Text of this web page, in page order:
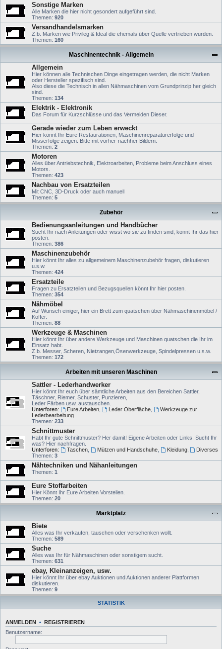
Sonstige Marken
Alle Marken die hier nicht gesondert aufgeführt sind.
Themen: 920
Versandhandelsmarken
Z.b. Marken wie Privileg & Ideal die ehemals über Quelle vertrieben wurden.
Themen: 160
Maschinentechnik - Allgemein
Allgemein
Hier können alle Technischen Dinge eingetragen werden, die nicht Marken
oder Hersteller spezifisch sind.
Also diese die Technisch in allen Nähmaschinen vom Grundprinzip her gleich
sind.
Themen: 134
Elektrik - Elektronik
Das Forum für Kurzschlüsse und das Vermeiden Dieser.
Gerade wieder zum Leben erweckt
Hier könnt Ihr Eure Restaurationen, Maschinenreparaturerfolge und
Misserfolge zeigen. Bitte mit vorher-nachher Bildern.
Themen: 2
Motoren
Alles über Antriebstechnik, Elektroarbeiten, Probleme beim Anschluss eines
Motors.
Themen: 423
Nachbau von Ersatzteilen
Mit CNC, 3D-Druck oder auch manuell
Themen: 5
Zubehör
Bedienungsanleitungen und Handbücher
Sucht Ihr nach Anleitungen oder wisst wo sie zu finden sind, könnt Ihr das hier
posten.
Themen: 386
Maschinenzubehör
Hier könnt Ihr alles zu allgemeinem Maschinenzubehör fragen, diskutieren
u.s.w.
Themen: 424
Ersatzteile
Fragen zu Ersatzteilen und Bezugsquellen könnt Ihr hier posten.
Themen: 354
Nähmöbel
Auf Wunsch einiger, hier ein Brett zum quatschen über Nähmaschinenmöbel /
Koffer.
Themen: 88
Werkzeuge & Maschinen
Hier könnt Ihr über andere Werkzeuge und Maschinen quatschen die Ihr im
Einsatz habt.
Z.b. Messer, Scheren, Nietzangen,Ösenwerkzeuge, Spindelpressen u.s.w.
Themen: 172
Arbeiten mit unseren Maschinen
Sattler - Lederhandwerker
Hier könnt Ihr euch über sämtliche Arbeiten aus den Bereichen Sattler,
Täschner, Riemer, Schuster, Punzieren,
Leder Färben usw. austauschen.
Unterforen:
Eure Arbeiten, Leder Oberfläche,
Werkzeuge zur
Lederbearbeitung
Themen: 233
Schnittmuster
Habt Ihr gute Schnittmuster? Her damit! Eigene Arbeiten oder Links. Sucht Ihr
was? Hier nachfragen.
Unterforen:
Taschen, Mützen und Handschuhe, Kleidung,
Diverses
Themen: 3
Nähtechniken und Nähanleitungen
Themen: 1
Eure Stoffarbeiten
Hier Könnt Ihr Eure Arbeiten Vorstellen.
Themen: 20
Marktplatz
Biete
Alles was Ihr verkaufen, tauschen oder verschenken wollt.
Themen: 589
Suche
Alles was Ihr für Nähmaschinen oder sonstigem sucht.
Themen: 631
ebay, Kleinanzeigen, usw.
Hier könnt Ihr über ebay Auktionen und Auktionen anderer Plattformen
diskutieren.
Themen: 9
STATISTIK
ANMELDEN • REGISTRIEREN
Benutzername: